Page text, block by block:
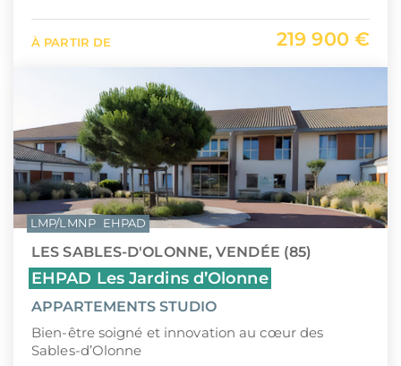
À PARTIR DE 219 900 €
LES SABLES-D'OLONNE, VENDÉE (85)
EHPAD Les Jardins d’Olonne
APPARTEMENTS STUDIO
Bien-être soigné et innovation au cœur des
Sables-d’Olonne
LMP/LMNP EHPAD